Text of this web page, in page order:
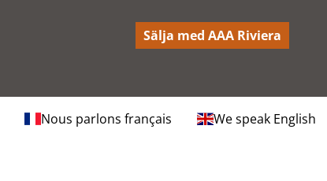
Sälja med AAA Riviera
Nous parlons français We speak English